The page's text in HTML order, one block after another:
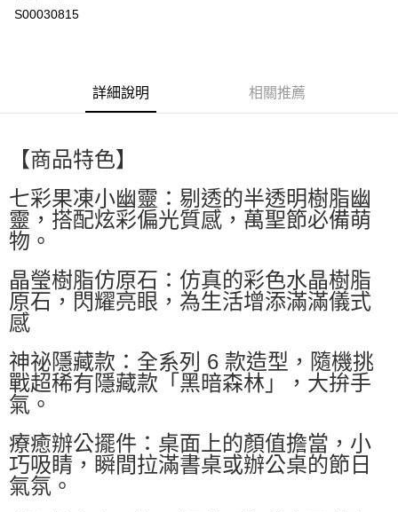
付款後全家取貨
萊爾富取貨付款
每筆NT$60，滿NT$599(含以上)免運費
付款後萊爾富取貨
每筆NT$60，滿NT$599(含以上)免運費
7-11付款取貨
每筆NT$60，滿NT$599(含以上)免運費
每筆NT$60，滿NT$599(含以上)免運費
宅配
國家/地區配送0330 查看運費
S00030815
詳細說明 相關推薦
【商品特色】
七彩果凍小幽靈：剔透的半透明樹脂幽
靈，搭配炫彩偏光質感，萬聖節必備萌
物。
晶瑩樹脂仿原石：仿真的彩色水晶樹脂
原石，閃耀亮眼，為生活增添滿滿儀式
感
神祕隱藏款：全系列 6 款造型，隨機挑
戰超稀有隱藏款「黑暗森林」，大拚手
氣。
療癒辦公擺件：桌面上的顏值擔當，小
巧吸睛，瞬間拉滿書桌或辦公桌的節日
氣氛。